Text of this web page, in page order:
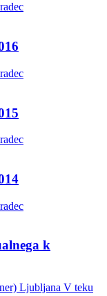
k
Ljubljana V teku